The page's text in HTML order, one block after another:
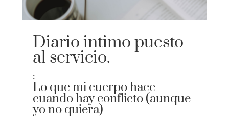
Diario intimo puesto
al servicio.
:
Lo que mi cuerpo hace
cuando hay conflicto (aunque
yo no quiera)